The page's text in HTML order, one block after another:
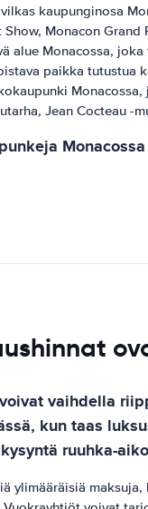
kaupunginosa
Show, Monacon
alue Monacossa,
paikka tutustua
Jean Cocteau -
vaihdella
kun taas
ruuhka-
ylimääräisiä